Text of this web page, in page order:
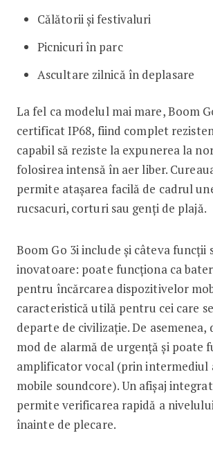
Călătorii și festivaluri
Picnicuri în parc
Ascultare zilnică în deplasare
La fel ca modelul mai mare, Boom
certificat IP68, fiind complet
capabil să reziste la expunerea la
folosirea intensă în aer liber.
permite atașarea facilă de cadrul
rucsacuri, corturi sau genți de plajă.
Boom Go 3i include și câteva funcții
inovatoare: poate funcționa ca
pentru încărcarea dispozitivelor
caracteristică utilă pentru cei care
departe de civilizație. De asemenea,
mod de alarmă de urgență și poate
amplificator vocal (prin intermediul
mobile soundcore). Un afișaj
permite verificarea rapidă a
înainte de plecare.